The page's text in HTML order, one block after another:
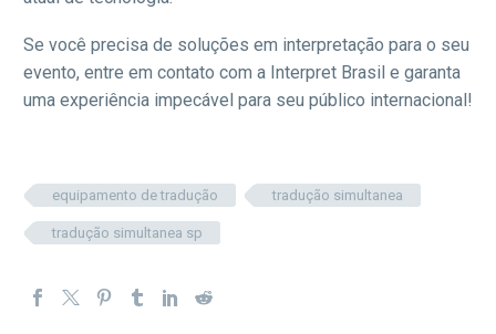
Se você precisa de soluções em interpretação para o seu
evento, entre em contato com a Interpret Brasil e garanta
uma experiência impecável para seu público internacional!
equipamento de tradução tradução simultanea
tradução simultanea sp